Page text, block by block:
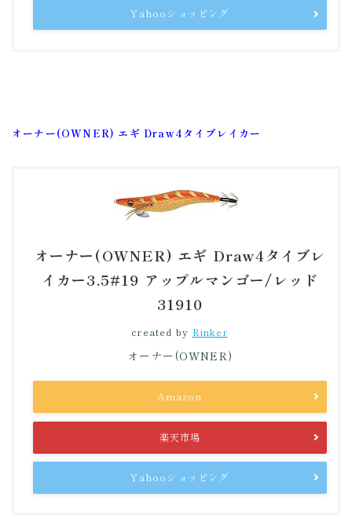
Yahooショッピング
オーナー(OWNER) エギ Draw4タイブレイカー
オーナー(OWNER) エギ Draw4タイブレ
イカー3.5#19 アップルマンゴー/レッド
31910
created by Rinker
オーナー(OWNER)
Amazon
楽天市場
Yahooショッピング